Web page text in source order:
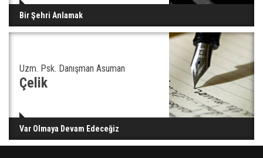
Bir Şehri Anlamak
Uzm. Psk. Danışman Asuman
Çelik
Var Olmaya Devam Edeceğiz